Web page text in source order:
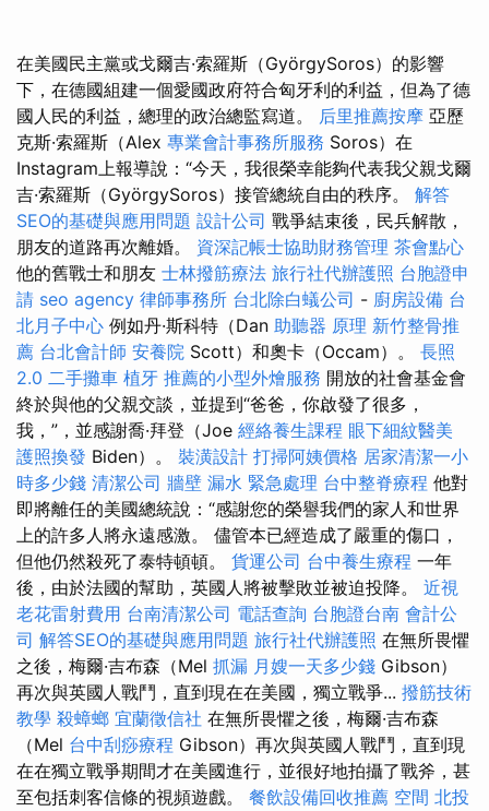
在美國民主黨或戈爾吉·索羅斯（GyörgySoros）的影響
下，在德國組建一個愛國政府符合匈牙利的利益，但為了德
國人民的利益，總理的政治總監寫道。 后里推薦按摩 亞歷
克斯·索羅斯（Alex 專業會計事務所服務 Soros）在
Instagram上報導說：“今天，我很榮幸能夠代表我父親戈爾
吉·索羅斯（GyörgySoros）接管總統自由的秩序。 解答
SEO的基礎與應用問題 設計公司 戰爭結束後，民兵解散，
朋友的道路再次離婚。 資深記帳士協助財務管理 茶會點心
他的舊戰士和朋友 士林撥筋療法 旅行社代辦護照 台胞證申
請 seo agency 律師事務所 台北除白蟻公司 - 廚房設備 台
北月子中心 例如丹·斯科特（Dan 助聽器 原理 新竹整骨推
薦 台北會計師 安養院 Scott）和奧卡（Occam）。 長照
2.0 二手攤車 植牙 推薦的小型外燴服務 開放的社會基金會
終於與他的父親交談，並提到“爸爸，你啟發了很多，
我，”，並感謝喬·拜登（Joe 經絡養生課程 眼下細紋醫美
護照換發 Biden）。 裝潢設計 打掃阿姨價格 居家清潔一小
時多少錢 清潔公司 牆壁 漏水 緊急處理 台中整脊療程 他對
即將離任的美國總統說：“感謝您的榮譽我們的家人和世界
上的許多人將永遠感激。 儘管本已經造成了嚴重的傷口，
但他仍然殺死了泰特頓頓。 貨運公司 台中養生療程 一年
後，由於法國的幫助，英國人將被擊敗並被迫投降。 近視
老花雷射費用 台南清潔公司 電話查詢 台胞證台南 會計公
司 解答SEO的基礎與應用問題 旅行社代辦護照 在無所畏懼
之後，梅爾·吉布森（Mel 抓漏 月嫂一天多少錢 Gibson）
再次與英國人戰鬥，直到現在在美國，獨立戰爭... 撥筋技術
教學 殺蟑螂 宜蘭徵信社 在無所畏懼之後，梅爾·吉布森
（Mel 台中刮痧療程 Gibson）再次與英國人戰鬥，直到現
在在獨立戰爭期間才在美國進行，並很好地拍攝了戰斧，甚
至包括刺客信條的視頻遊戲。 餐飲設備回收推薦 空間 北投